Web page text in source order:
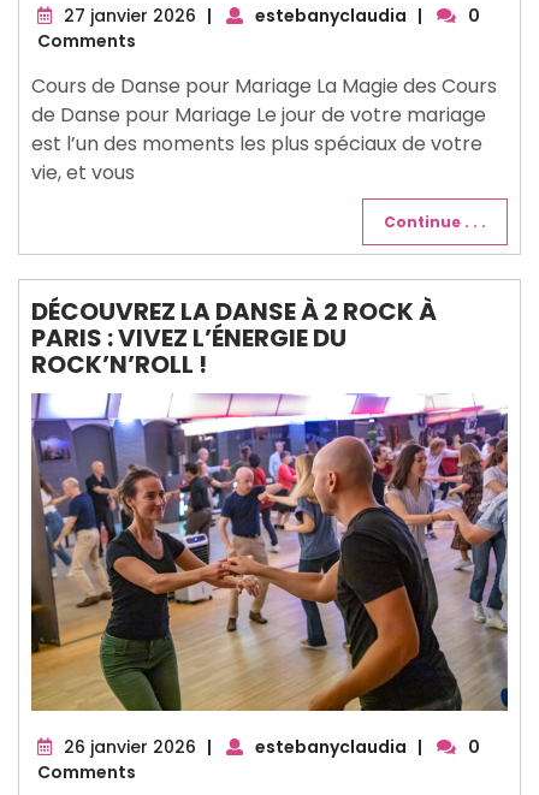
27 janvier 2026 27
| estebanyclaudia |
0
Comments
Cours de Danse pour Mariage La Magie des Cours
de Danse pour Mariage Le jour de votre mariage
est l’un des moments les plus spéciaux de votre
vie, et vous
Continue . . .
DÉCOUVREZ LA DANSE À 2 ROCK À
PARIS : VIVEZ L’ÉNERGIE DU
ROCK’N’ROLL !
26 janvier 2026 26
| estebanyclaudia |
0
Comments